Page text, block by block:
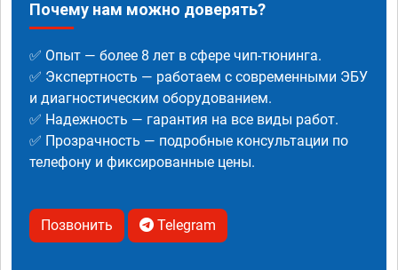
Почему нам можно доверять?
✅ Опыт — более 8 лет в сфере чип-тюнинга.
✅ Экспертность — работаем с современными ЭБУ
и диагностическим оборудованием.
✅ Надежность — гарантия на все виды работ.
✅ Прозрачность — подробные консультации по
телефону и фиксированные цены.
Позвонить Telegram